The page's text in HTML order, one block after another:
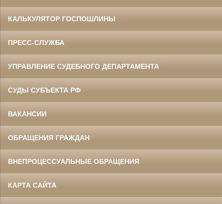
КАЛЬКУЛЯТОР ГОСПОШЛИНЫ
ПРЕСС-СЛУЖБА
УПРАВЛЕНИЕ СУДЕБНОГО ДЕПАРТАМЕНТА
СУДЫ СУБЪЕКТА РФ
ВАКАНСИИ
ОБРАЩЕНИЯ ГРАЖДАН
ВНЕПРОЦЕССУАЛЬНЫЕ ОБРАЩЕНИЯ
КАРТА САЙТА